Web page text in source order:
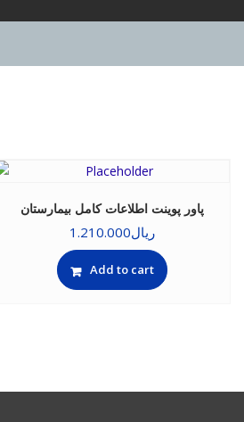
پاور پوینت اطلاعات کامل بیمارستان
ریال1.210.000
Add to cart